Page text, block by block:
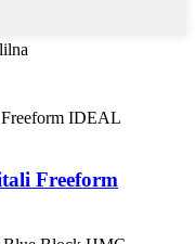
Freeform